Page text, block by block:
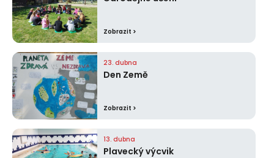
Zobrazit >
23. dubna
Den Země
Zobrazit >
13. dubna
Plavecký výcvik